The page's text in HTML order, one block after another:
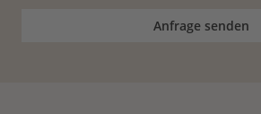
Anfrage senden